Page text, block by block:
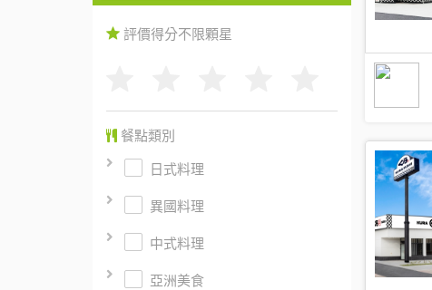
評價得分不限顆星
餐點類別
日式料理
異國料理
中式料理
亞洲美食